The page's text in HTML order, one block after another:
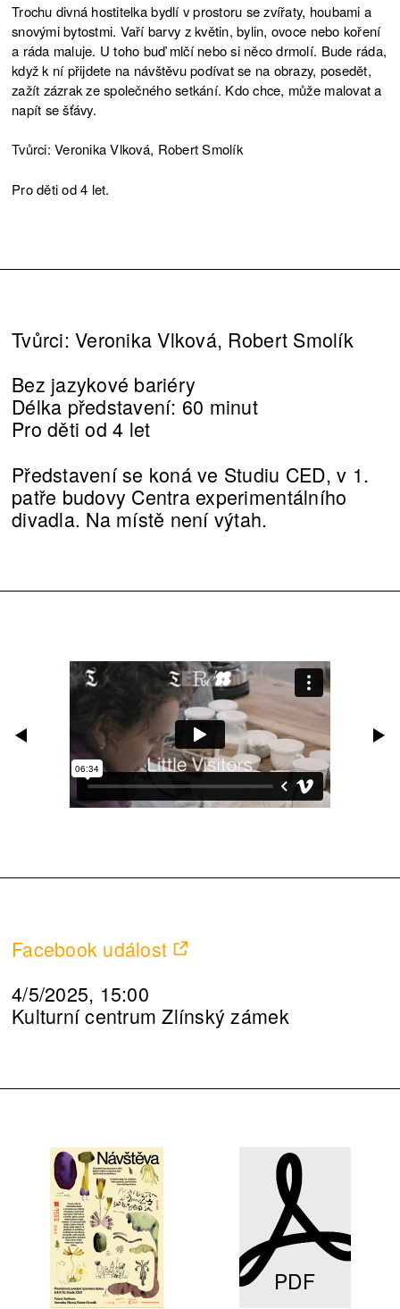
Trochu divná hostitelka bydlí v prostoru se zvířaty, houbami a
snovými bytostmi. Vaří barvy z květin, bylin, ovoce nebo koření
a ráda maluje. U toho buď mlčí nebo si něco drmolí. Bude ráda,
když k ní přijdete na návštěvu podívat se na obrazy, posedět,
zažít zázrak ze společného setkání. Kdo chce, může malovat a
napít se šťávy.
Tvůrci: Veronika Vlková, Robert Smolík
Pro děti od 4 let.
Tvůrci: Veronika Vlková, Robert Smolík
Bez jazykové bariéry
Délka představení: 60 minut
Pro děti od 4 let
Představení se koná ve Studiu CED, v 1.
patře budovy Centra experimentálního
divadla. Na místě není výtah.
Facebook událost
4/5/2025, 15:00
Kulturní centrum Zlínský zámek
PDF